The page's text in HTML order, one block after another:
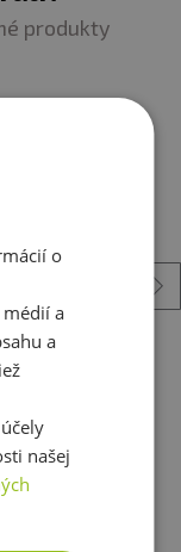
produkty
g
o
médií a
a
našej